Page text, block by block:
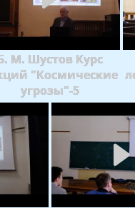
М. Шустов Курс
"Космические
угрозы"-5